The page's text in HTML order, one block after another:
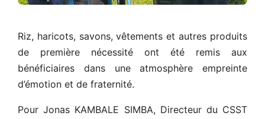
Riz, haricots, savons, vêtements et autres produits
de première nécessité ont été remis aux
bénéficiaires dans une atmosphère empreinte
d’émotion et de fraternité.
Pour Jonas KAMBALE SIMBA, Directeur du CSST